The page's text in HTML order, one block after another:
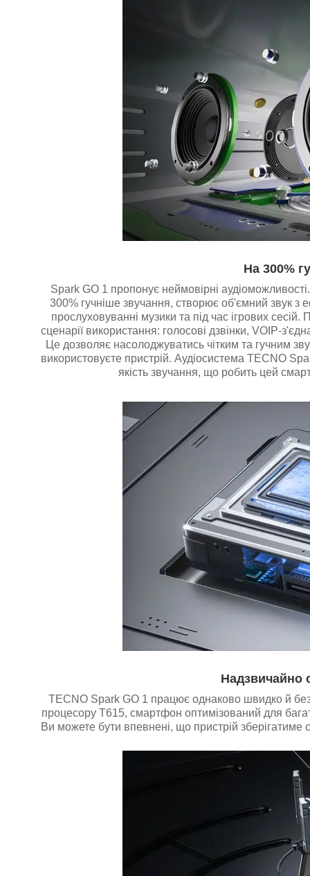
На 300%
Spark GO 1 пропонує неймовірні
300% гучніше звучання, створює об'ємний звук з
прослуховуванні музики та під час ігрових
сценарії використання: голосові дзвінки, VOIP-
Це дозволяє насолоджуватись чітким та гучним
використовуєте пристрій. Аудіосистема TECNO
якість звучання, що робить цей
Надзвичайно
TECNO Spark GO 1 працює однаково швидко й
процесору T615, смартфон оптимізований для
Ви можете бути впевнені, що пристрій зберігатиме